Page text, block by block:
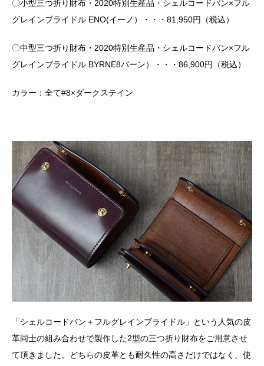
〇小型三つ折り財布・2020特別生産品・シェルコードバン×フル
グレインブライドル ENO(イーノ）・・・81,950円（税込）
〇中型三つ折り財布・2020特別生産品・シェルコードバン×フル
グレインブライドル BYRNE8バーン）・・・86,900円（税込）
カラー：全て#8×ダークステイン
「シェルコードバン＋フルグレインブライドル」という人気の皮
革同士の組み合わせで製作した2型の三つ折り財布をご用意させ
て頂きました。どちらの皮革とも耐久性の高さだけではなく、使